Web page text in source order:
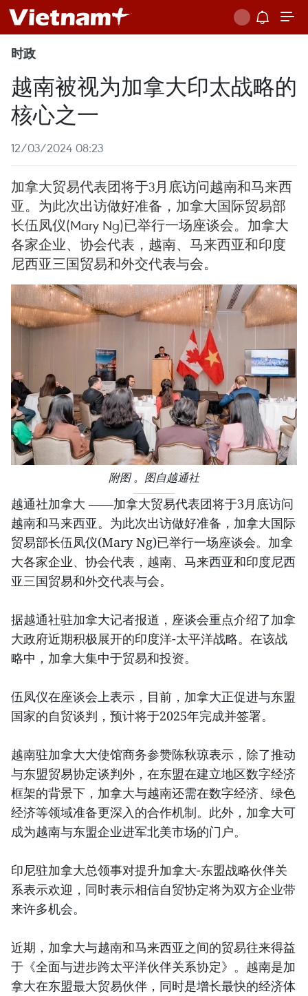
时政
越南被视为加拿大印太战略的
核心之一
12/03/2024 08:23
加拿大贸易代表团将于3月底访问越南和马来西
亚。为此次出访做好准备，加拿大国际贸易部
长伍凤仪(Mary Ng)已举行一场座谈会。加拿大
各家企业、协会代表，越南、马来西亚和印度
尼西亚三国贸易和外交代表与会。
附图 。图自越通社
越通社加拿大 ——加拿大贸易代表团将于3月底访问
越南和马来西亚。为此次出访做好准备，加拿大国际
贸易部长伍凤仪(Mary Ng)已举行一场座谈会。加拿
大各家企业、协会代表，越南、马来西亚和印度尼西
亚三国贸易和外交代表与会。
据越通社驻加拿大记者报道，座谈会重点介绍了加拿
大政府近期积极展开的印度洋-太平洋战略。在该战
略中，加拿大集中于贸易和投资。
伍凤仪在座谈会上表示，目前，加拿大正促进与东盟
国家的自贸谈判，预计将于2025年完成并签署。
越南驻加拿大大使馆商务参赞陈秋琼表示，除了推动
与东盟贸易协定谈判外，在东盟在建立地区数字经济
框架的背景下，加拿大与越南还需在数字经济、绿色
经济等领域准备更深入的合作机制。此外，加拿大可
成为越南与东盟企业进军北美市场的门户。
印尼驻加拿大总领事对提升加拿大-东盟战略伙伴关
系表示欢迎，同时表示相信自贸协定将为双方企业带
来许多机会。
近期，加拿大与越南和马来西亚之间的贸易往来得益
于《全面与进步跨太平洋伙伴关系协定》。越南是加
拿大在东盟最大贸易伙伴，同时是增长最快的经济体